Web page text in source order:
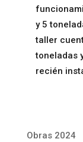
y 5
taller
toneladas
recién
Obras 2024